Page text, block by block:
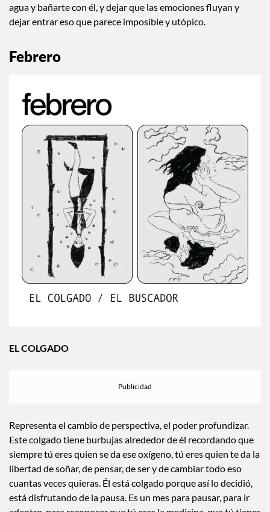
agua y bañarte con él, y dejar que las emociones fluyan y
dejar entrar eso que parece imposible y utópico.
Febrero
EL COLGADO
Representa el cambio de perspectiva, el poder profundizar.
Este colgado tiene burbujas alrededor de él recordando que
siempre tú eres quien se da ese oxígeno, tú eres quien te da la
libertad de soñar, de pensar, de ser y de cambiar todo eso
cuantas veces quieras. Él está colgado porque así lo decidió,
está disfrutando de la pausa. Es un mes para pausar, para ir